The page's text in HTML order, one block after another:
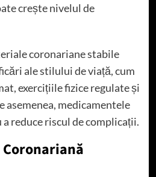
crește nivelul de
coronariane stabile
ale stilului de viață, cum
exercițiile fizice regulate și
asemenea, medicamentele
reduce riscul de complicații.